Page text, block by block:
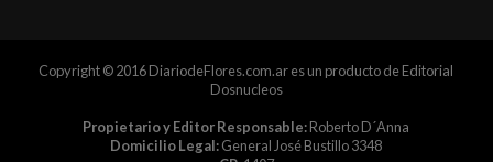
Copyright © 2016 DiariodeFlores.com.ar es un producto de Editorial
Dosnucleos
Propietario y Editor Responsable:Roberto D´Anna
Domicilio Legal:General José Bustillo 3348